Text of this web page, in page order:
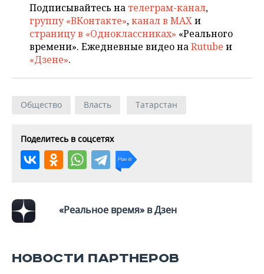
Подписывайтесь на телеграм-канал,
группу «ВКонтакте»,канал в MAXи
страницу в «Одноклассниках» «Реального
времени». Ежедневные видео наRutube и
«Дзене».
Общество Власть Татарстан
Поделитесь в соцсетях
«Реальное время» в Дзен
НОВОСТИ ПАРТНЕРОВ